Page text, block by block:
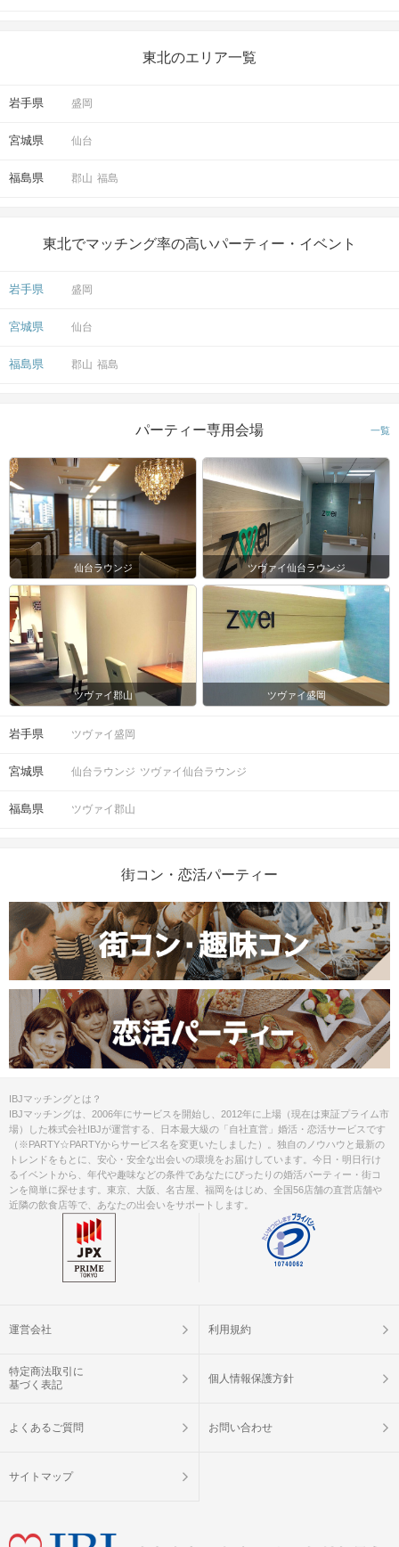
東北のエリア一覧
岩手県 盛岡
宮城県 仙台
福島県 郡山 福島
東北でマッチング率の高いパーティー・イベント
岩手県 盛岡
宮城県 仙台
福島県 郡山 福島
パーティー専用会場 一覧
仙台ラウンジ ツヴァイ仙台ラウンジ
ツヴァイ郡山 ツヴァイ盛岡
岩手県 ツヴァイ盛岡
宮城県 仙台ラウンジ ツヴァイ仙台ラウンジ
福島県 ツヴァイ郡山
街コン・恋活パーティー
IBJマッチングとは？
IBJマッチングは、2006年にサービスを開始し、2012年に上場（現在は東証プライム市
場）した株式会社IBJが運営する、日本最大級の「自社直営」婚活・恋活サービスです
（※PARTY☆PARTYからサービス名を変更いたしました）。独自のノウハウと最新の
トレンドをもとに、安心・安全な出会いの環境をお届けしています。今日・明日行け
るイベントから、年代や趣味などの条件であなたにぴったりの婚活パーティー・街コ
ンを簡単に探せます。東京、大阪、名古屋、福岡をはじめ、全国56店舗の直営店舗や
近隣の飲食店等で、あなたの出会いをサポートします。
運営会社 利用規約
特定商法取引に
基づく表記
個人情報保護方針
よくあるご質問 お問い合わせ
サイトマップ